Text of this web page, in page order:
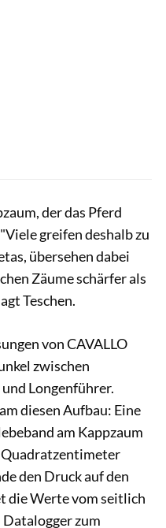
der das Pferd
greifen deshalb zu
übersehen dabei
Zäume schärfer als
Teschen.
von CAVALLO
zwischen
Longenführer.
diesen Aufbau: Eine
am Kappzaum
den Druck auf den
die Werte vom seitlich
zum